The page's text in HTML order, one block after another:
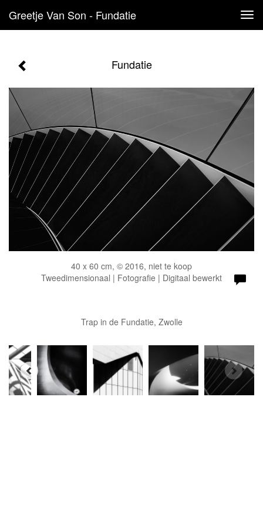
Greetje Van Son - Fundatie
Fundatie
40 x 60 cm, © 2016, niet te koop
Tweedimensionaal | Fotografie | Digitaal bewerkt
Trap in de Fundatie, Zwolle